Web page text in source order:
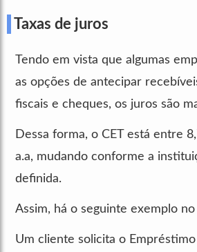
Taxas de juros
Tendo em vista que algumas
as opções de antecipar
fiscais e cheques, os juros são
Dessa forma, o CET está entre
a.a, mudando conforme a
definida.
Assim, há o seguinte exemplo
Um cliente solicita o